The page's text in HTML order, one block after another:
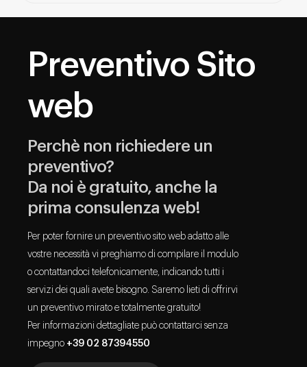
Preventivo Sito
web
Perchè non richiedere un
preventivo?
Da noi è gratuito, anche la
prima consulenza web!
Per poter fornire un preventivo sito web adatto alle
vostre necessità vi preghiamo di compilare il modulo
o contattandoci telefonicamente, indicando tutti i
servizi dei quali avete bisogno. Saremo lieti di offrirvi
un preventivo mirato e totalmente gratuito!
Per informazioni dettagliate può contattarci senza
impegno +39 02 87394550